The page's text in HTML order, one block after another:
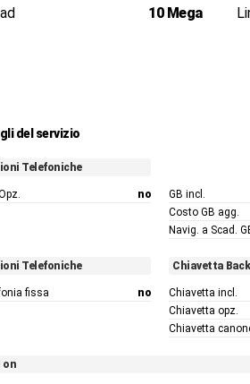
10 Mega
del servizio
Telefoniche
no GB incl.
Costo GB agg.
Navig. a Scad.
Telefoniche
fissa no
Chiavetta
Chiavetta incl.
Chiavetta opz.
Chiavetta
on